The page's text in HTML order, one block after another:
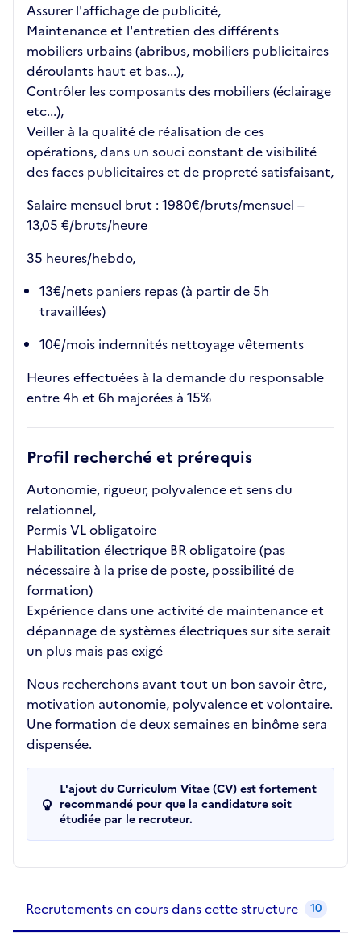
Assurer l'affichage de publicité,
Maintenance et l'entretien des différents
mobiliers urbains (abribus, mobiliers publicitaires
déroulants haut et bas...),
Contrôler les composants des mobiliers (éclairage
etc...),
Veiller à la qualité de réalisation de ces
opérations, dans un souci constant de visibilité
des faces publicitaires et de propreté satisfaisant,
Salaire mensuel brut : 1980€/bruts/mensuel –
13,05 €/bruts/heure
35 heures/hebdo,
13€/nets paniers repas (à partir de 5h
travaillées)
10€/mois indemnités nettoyage vêtements
Heures effectuées à la demande du responsable
entre 4h et 6h majorées à 15%
Profil recherché et prérequis
Autonomie, rigueur, polyvalence et sens du
relationnel,
Permis VL obligatoire
Habilitation électrique BR obligatoire (pas
nécessaire à la prise de poste, possibilité de
formation)
Expérience dans une activité de maintenance et
dépannage de systèmes électriques sur site serait
un plus mais pas exigé
Nous recherchons avant tout un bon savoir être,
motivation autonomie, polyvalence et volontaire.
Une formation de deux semaines en binôme sera
dispensée.
L'ajout du Curriculum Vitae (CV) est fortement
recommandé pour que la candidature soit
étudiée par le recruteur.
Recrutements en cours dans cette structure 10